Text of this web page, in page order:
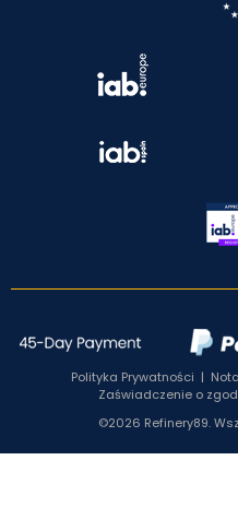
Polityka Prywatności |
Zaświadczenie o
©2026 Refinery89.